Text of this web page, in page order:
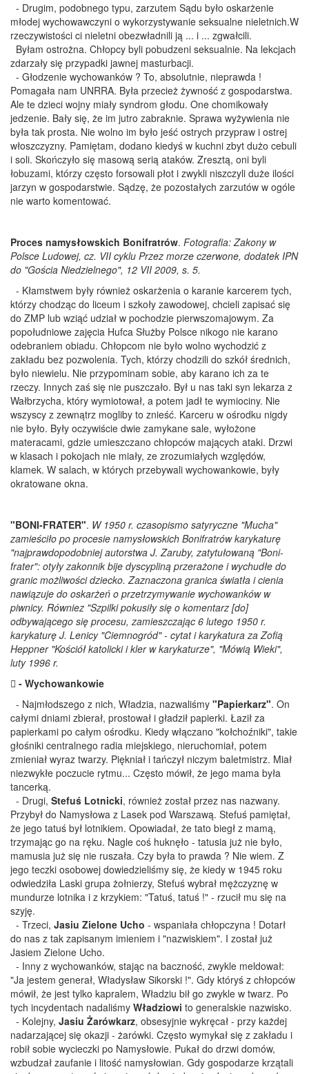
- Drugim, podobnego typu, zarzutem Sądu było oskarżenie
młodej wychowawczyni o wykorzystywanie seksualne nieletnich.W
rzeczywistości ci nieletni obezwładnili ją ... i ... zgwałcili.
Byłam ostrożna. Chłopcy byli pobudzeni seksualnie. Na lekcjach
zdarzały się przypadki jawnej masturbacji.
- Głodzenie wychowanków ? To, absolutnie, nieprawda !
Pomagała nam UNRRA. Była przecież żywność z gospodarstwa.
Ale te dzieci wojny miały syndrom głodu. One chomikowały
jedzenie. Bały się, że im jutro zabraknie. Sprawa wyżywienia nie
była tak prosta. Nie wolno im było jeść ostrych przypraw i ostrej
włoszczyzny. Pamiętam, dodano kiedyś w kuchni zbyt dużo cebuli
i soli. Skończyło się masową serią ataków. Zresztą, oni byli
łobuzami, którzy często forsowali płot i zwykli niszczyli duże ilości
jarzyn w gospodarstwie. Sądzę, że pozostałych zarzutów w ogóle
nie warto komentować.
Proces namysłowskich Bonifratrów. Fotografia: Zakony w
Polsce Ludowej, cz. VII cyklu Przez morze czerwone, dodatek IPN
do "Gościa Niedzielnego", 12 VII 2009, s. 5.
- Kłamstwem były również oskarżenia o karanie karcerem tych,
którzy chodząc do liceum i szkoły zawodowej, chcieli zapisać się
do ZMP lub wziąć udział w pochodzie pierwszomajowym. Za
popołudniowe zajęcia Hufca Służby Polsce nikogo nie karano
odebraniem obiadu. Chłopcom nie było wolno wychodzić z
zakładu bez pozwolenia. Tych, którzy chodzili do szkół średnich,
było niewielu. Nie przypominam sobie, aby karano ich za te
rzeczy. Innych zaś się nie puszczało. Był u nas taki syn lekarza z
Wałbrzycha, który wymiotował, a potem jadł te wymiociny. Nie
wszyscy z zewnątrz mogliby to znieść. Karceru w ośrodku nigdy
nie było. Były oczywiście dwie zamykane sale, wyłożone
materacami, gdzie umieszczano chłopców mających ataki. Drzwi
w klasach i pokojach nie miały, ze zrozumiałych względów,
klamek. W salach, w których przebywali wychowankowie, były
okratowane okna.
"BONI-FRATER". W 1950 r. czasopismo satyryczne "Mucha"
zamieściło po procesie namysłowskich Bonifratrów karykaturę
"najprawdopodobniej autorstwa J. Zaruby, zatytułowaną "Boni-
frater": otyły zakonnik bije dyscypliną przerażone i wychudłe do
granic możliwości dziecko. Zaznaczona granica światła i cienia
nawiązuje do oskarżeń o przetrzymywanie wychowanków w
piwnicy. Równiez "Szpilki pokusiły się o komentarz [do]
odbywającego się procesu, zamieszczając 6 lutego 1950 r.
karykaturę J. Lenicy "Ciemnogród" - cytat i karykatura za Zofią
Heppner "Kościół katolicki i kler w karykaturze", "Mówią Wieki",
luty 1996 r.
 - Wychowankowie
- Najmłodszego z nich, Władzia, nazwaliśmy "Papierkarz". On
całymi dniami zbierał, prostował i gładził papierki. Łaził za
papierkami po całym ośrodku. Kiedy włączano "kołchoźniki", takie
głośniki centralnego radia miejskiego, nieruchomiał, potem
zmieniał wyraz twarzy. Piękniał i tańczył niczym baletmistrz. Miał
niezwykłe poczucie rytmu... Często mówił, że jego mama była
tancerką.
- Drugi, Stefuś Lotnicki, również został przez nas nazwany.
Przybył do Namysłowa z Lasek pod Warszawą. Stefuś pamiętał,
że jego tatuś był lotnikiem. Opowiadał, że tato biegł z mamą,
trzymając go na ręku. Nagle coś huknęło - tatusia już nie było,
mamusia już się nie ruszała. Czy była to prawda ? Nie wiem. Z
jego teczki osobowej dowiedzieliśmy się, że kiedy w 1945 roku
odwiedziła Laski grupa żołnierzy, Stefuś wybrał mężczyznę w
mundurze lotnika i z krzykiem: "Tatuś, tatuś !" - rzucił mu się na
szyję.
- Trzeci, Jasiu Zielone Ucho - wspaniała chłopczyna ! Dotarł
do nas z tak zapisanym imieniem i "nazwiskiem". I został już
Jasiem Zielone Ucho.
- Inny z wychowanków, stając na baczność, zwykle meldował:
"Ja jestem generał, Władysław Sikorski !". Gdy któryś z chłopców
mówił, że jest tylko kapralem, Władziu bił go zwykle w twarz. Po
tych incydentach nadaliśmy Władziowi to generalskie nazwisko.
- Kolejny, Jasiu Żarówkarz, obsesyjnie wykręcał - przy każdej
nadarzającej się okazji - żarówki. Często wymykał się z zakładu i
robił sobie wycieczki po Namysłowie. Pukał do drzwi domów,
wzbudzał zaufanie i litość namysłowian. Gdy gospodarze krzątali